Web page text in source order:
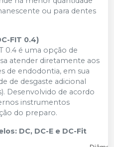
ou para dentes
FIT 0.4)
0.4 é uma opção de
atender diretamente aos
de endodontia, em sua
de desgaste adicional
Desenvolvido de acordo
instrumentos
do preparo.
DC, DC-E e DC-Fit